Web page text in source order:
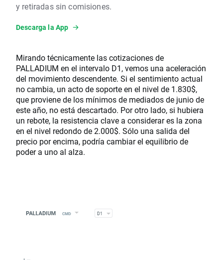
y retiradas sin comisiones.
Descarga la App
Mirando técnicamente las cotizaciones de
PALLADIUM en el intervalo D1, vemos una aceleración
del movimiento descendente. Si el sentimiento actual
no cambia, un acto de soporte en el nivel de 1.830$,
que proviene de los mínimos de mediados de junio de
este año, no está descartado. Por otro lado, si hubiera
un rebote, la resistencia clave a considerar es la zona
en el nivel redondo de 2.000$. Sólo una salida del
precio por encima, podría cambiar el equilibrio de
poder a uno al alza.